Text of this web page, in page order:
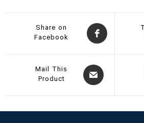
Share on
Facebook
Mail This
Product